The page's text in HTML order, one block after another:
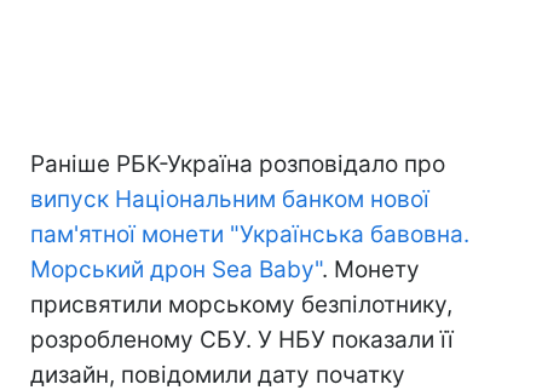
Раніше РБК-Україна розповідало про
випуск Національним банком нової
пам'ятної монети "Українська бавовна.
Морський дрон Sea Baby". Монету
присвятили морському безпілотнику,
розробленому СБУ. У НБУ показали її
дизайн, повідомили дату початку